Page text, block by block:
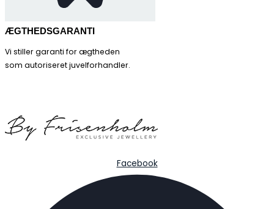
ÆGTHEDSGARANTI
Vi stiller garanti for ægtheden
som autoriseret juvelforhandler.
Facebook